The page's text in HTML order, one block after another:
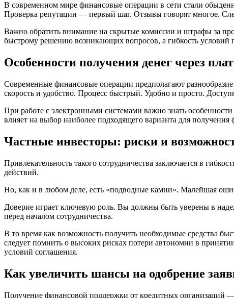
В современном мире финансовые операции в сети стали
Проверка репутации — первый шаг. Отзывы говорят многое.
Важно обратить внимание на скрытые комиссии и штрафы за
быстрому решению возникающих вопросов, а гибкость условий
Особенности получения денег через
Современные финансовые операции предполагают
скорость и удобство. Процесс быстрый. Удобно и просто.
При работе с электронными системами важно знать
влияет на выбор наиболее подходящего варианта для получения
Частные инвесторы: риски и
Привлекательность такого сотрудничества заключается в
действий.
Но, как и в любом деле, есть «подводные камни». Малейшая
Доверие играет ключевую роль. Вы должны быть уверены в
перед началом сотрудничества.
В то время как возможность получить необходимые средства
следует помнить о высоких рисках потери автономии в
условий соглашения.
Как увеличить шансы на одобрение
Получение финансовой поддержки от кредитных организаций